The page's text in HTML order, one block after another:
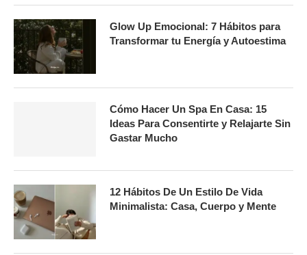
Glow Up Emocional: 7 Hábitos para
Transformar tu Energía y Autoestima
Cómo Hacer Un Spa En Casa: 15
Ideas Para Consentirte y Relajarte Sin
Gastar Mucho
12 Hábitos De Un Estilo De Vida
Minimalista: Casa, Cuerpo y Mente